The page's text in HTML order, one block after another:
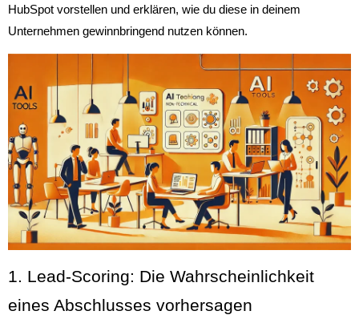
HubSpot vorstellen und erklären, wie du diese in deinem
Unternehmen gewinnbringend nutzen können.
1. Lead-Scoring: Die Wahrscheinlichkeit
eines Abschlusses vorhersagen